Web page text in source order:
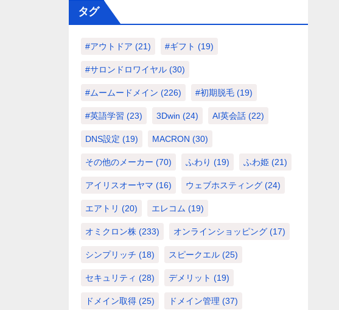
タグ
#アウトドア (21) #ギフト (19)
#サロンドロワイヤル (30)
#ムームードメイン (226) #初期脱毛 (19)
#英語学習 (23) 3Dwin (24) AI英会話 (22)
DNS設定 (19) MACRON (30)
その他のメーカー (70) ふわり (19) ふわ姫 (21)
アイリスオーヤマ (16) ウェブホスティング (24)
エアトリ (20) エレコム (19)
オミクロン株 (233) オンラインショッピング (17)
シンプリッチ (18) スピークエル (25)
セキュリティ (28) デメリット (19)
ドメイン取得 (25) ドメイン管理 (37)